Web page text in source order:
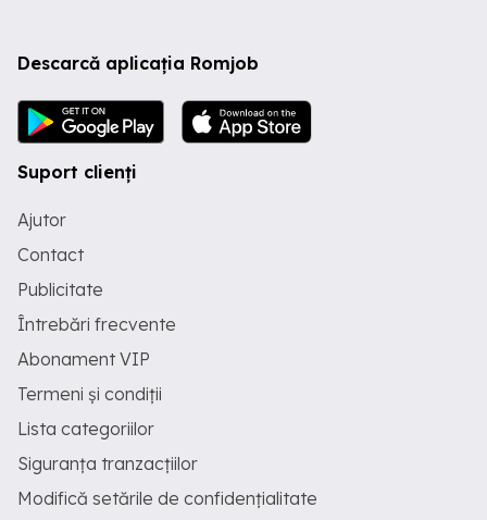
Descarcă aplicația Romjob
Suport clienți
Ajutor
Contact
Publicitate
Întrebări frecvente
Abonament VIP
Termeni și condiții
Lista categoriilor
Siguranța tranzacțiilor
Modifică setările de confidențialitate